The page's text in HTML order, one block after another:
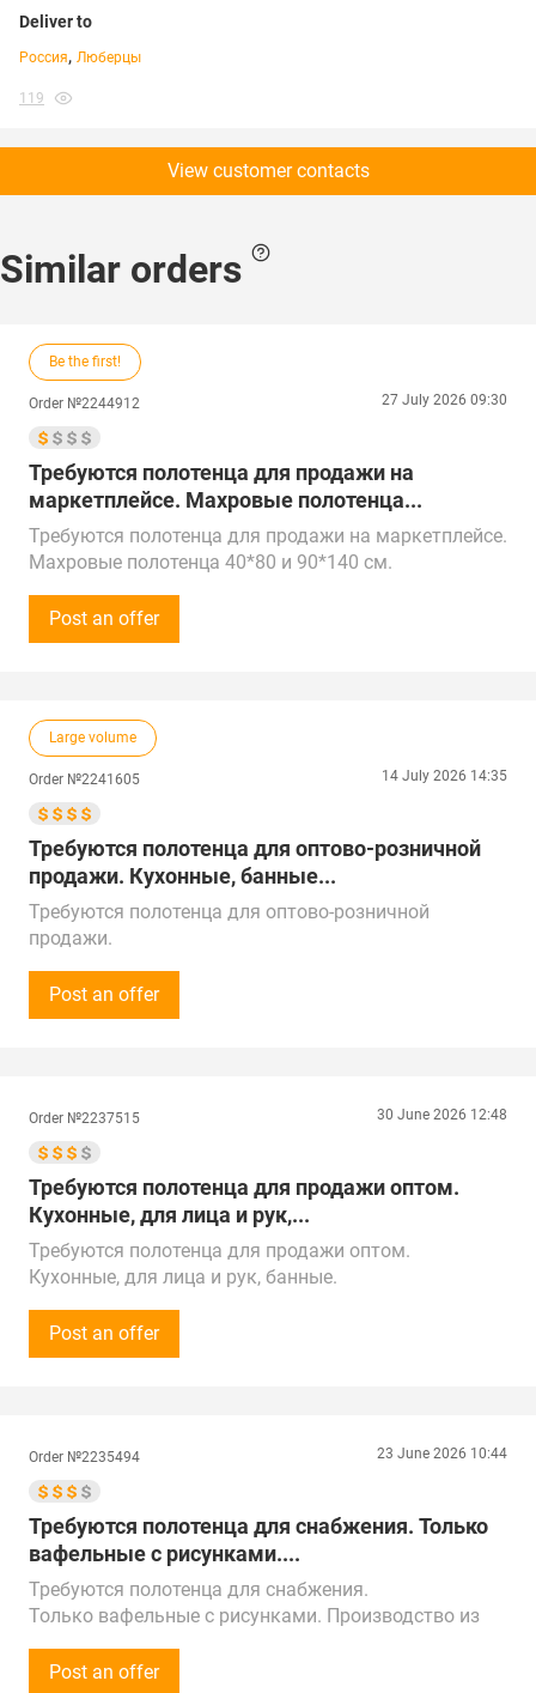
Deliver to
Россия, Люберцы
119
View customer contacts
Similar orders
Be the first!
Order №2244912 27 July 2026 09:30
Требуются полотенца для продажи на
маркетплейсе. Махровые полотенца...
Требуются полотенца для продажи на маркетплейсе.
Махровые полотенца 40*80 и 90*140 см.
Звонки принимаем с 10:00 до 16:00 по времени
Москвы.
Город поставки – Краснодар
Post an offer
Large volume
Order №2241605 14 July 2026 14:35
Требуются полотенца для оптово-розничной
продажи. Кухонные, банные...
Требуются полотенца для оптово-розничной
продажи.
Закупки от 1 000 000 рублей (10 000 $).
Просьба предложения оставлять на сайте /
Город поставки: Екатеринбург
Post an offer
Order №2237515 30 June 2026 12:48
Требуются полотенца для продажи оптом.
Кухонные, для лица и рук,...
Требуются полотенца для продажи оптом.
Кухонные, для лица и рук, банные.
Закупки осуществляются на постоянной основе.
Просьба предоставить прайс-лист продукции.
Беларуси.
Поставка в г. Махачкала
Post an offer
Order №2235494 23 June 2026 10:44
Требуются полотенца для снабжения. Только
вафельные с рисунками....
Требуются полотенца для снабжения.
Только вафельные с рисунками. Производство из
Не дороже 0,10$ по курсу в рублях. Оплата
Post an offer